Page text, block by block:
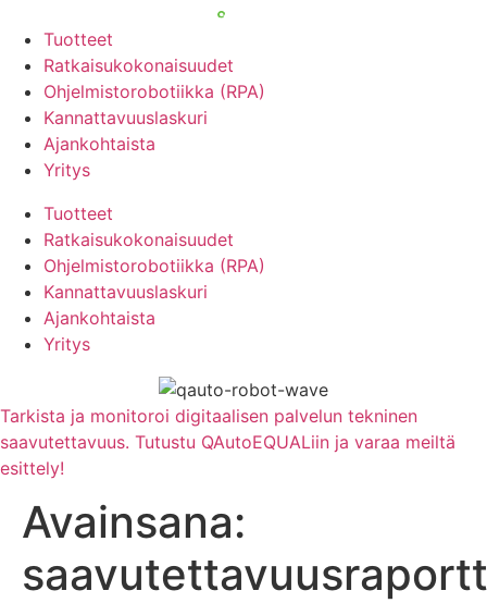
sisältöönTuotteet
Ratkaisukokonaisuudet
Ohjelmistorobotiikka (RPA)
Kannattavuuslaskuri
Ajankohtaista
Yritys
Tuotteet
Ratkaisukokonaisuudet
Ohjelmistorobotiikka (RPA)
Kannattavuuslaskuri
Ajankohtaista
Yritys
Tarkista ja monitoroi digitaalisen palvelun tekninen
saavutettavuus. Tutustu QAutoEQUALiin ja varaa meiltä
esittely!
Avainsana: